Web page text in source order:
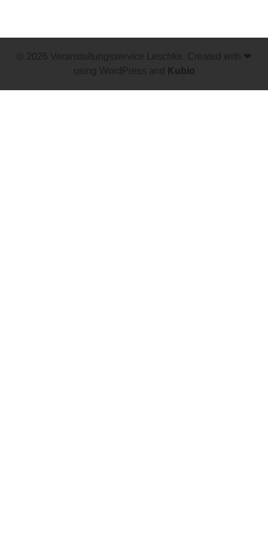
© 2026 Veranstaltungsservice Leschke. Created with ❤
using WordPress and
Kubio